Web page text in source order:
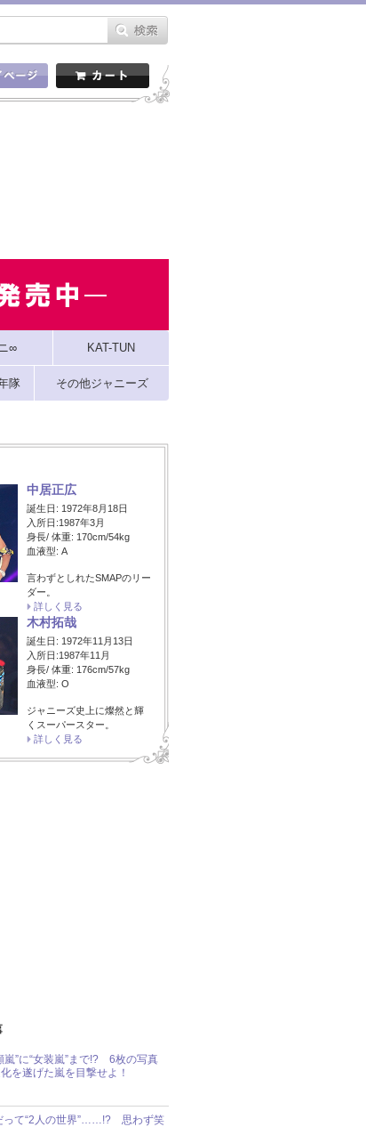
∞ KAT-TUN
隊 その他ジャニーズ
中居正広
誕生日: 1972年8月18日
入所日:1987年3月
身長/ 体重: 170cm/54kg
血液型: A
言わずとしれたSMAPのリー
ダー。
詳しく見る
木村拓哉
誕生日: 1972年11月13日
入所日:1987年11月
身長/ 体重: 176cm/57kg
血液型: O
ジャニーズ史上に燦然と輝
くスーパースター。
詳しく見る
嵐”に“女装嵐”まで!? 6枚の写真
を遂げた嵐を目撃せよ！
って“2人の世界”……!? 思わず笑